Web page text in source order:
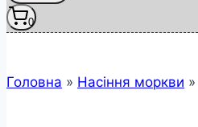
0
Головна » Насіння моркви »